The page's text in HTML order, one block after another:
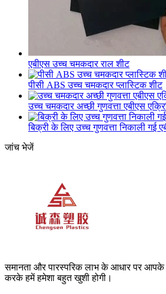
एबीएस उच्च चमकदार राल शीट
पीसी ABS उच्च चमकदार प्लास्टिक शीट
उच्च चमकदार अच्छी गुणवत्ता एबीएस
बिक्री के लिए उच्च गुणवत्ता निकाली गई
जांच भेजें
समानता और पारस्परिक लाभ के आधार पर आपके
करके हमें हमेशा बहुत खुशी होगी।